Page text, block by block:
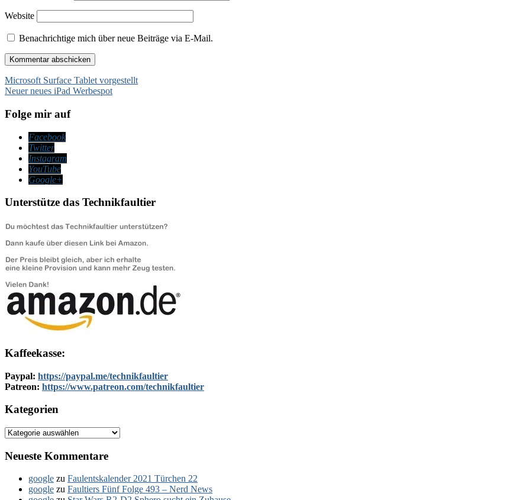
Website
Benachrichtige mich über neue Beiträge via E-Mail.
Beitragsnavigation
Microsoft Surface Tablet vorgestellt
Neuer neues iPad Werbespot
Folge mir auf
Facebook
Twitter
Instagram
YouTube
Google+
Unterstütze das Technikfaultier
Kaffeekasse:
Paypal: https://paypal.me/technikfaultier
Patreon: https://www.patreon.com/technikfaultier
Kategorien
Kategorien
Neueste Kommentare
google zu Faulentskalender 2021 Türchen 22
google zu Faultiers Fünf Folge 493 – Nerd News